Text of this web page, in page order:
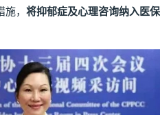
施，将抑郁症及心理咨询纳入医